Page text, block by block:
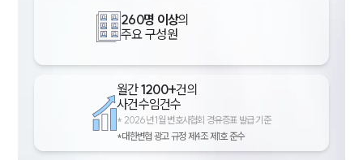
260명 이상의
주요 구성원
월간1200+건의
사건수임건수
* 2026년 1월 변호사협회 경유증표 발급 기준
*대한변협 광고 규정 제4조 제1호 준수